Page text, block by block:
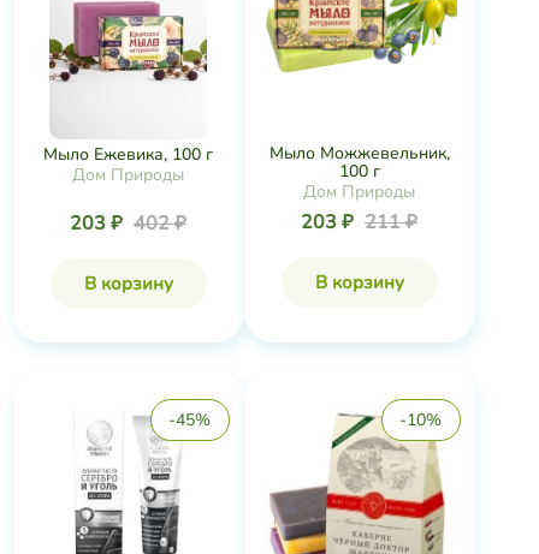
Мыло Ежевика, 100 г
Дом Природы
203 ₽ 402 ₽
В корзину
Мыло Можжевельник,
100 г
Дом Природы
203 ₽ 211 ₽
В корзину
-45% -10%